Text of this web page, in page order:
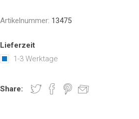
Artikelnummer: 13475
Lieferzeit
1-3 Werktage
Share: